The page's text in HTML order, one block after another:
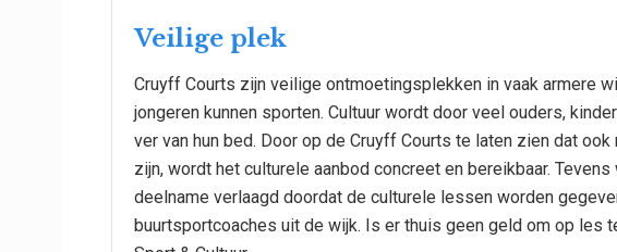
Veilige plek
Cruyff Courts zijn veilige ontmoetingsplekken in vaak armere
jongeren kunnen sporten. Cultuur wordt door veel ouders,
ver van hun bed. Door op de Cruyff Courts te laten zien dat
zijn, wordt het culturele aanbod concreet en bereikbaar.
deelname verlaagd doordat de culturele lessen worden
buurtsportcoaches uit de wijk. Is er thuis geen geld om op les